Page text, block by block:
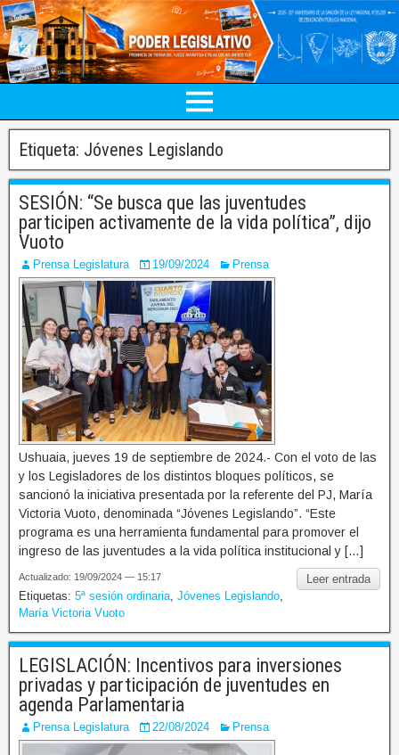
Etiqueta: Jóvenes Legislando
SESIÓN: “Se busca que las juventudes
participen activamente de la vida política”, dijo
Vuoto
Prensa Legislatura 19/09/2024 Prensa
Ushuaia, jueves 19 de septiembre de 2024.- Con el voto de las
y los Legisladores de los distintos bloques políticos, se
sancionó la iniciativa presentada por la referente del PJ, María
Victoria Vuoto, denominada “Jóvenes Legislando”. “Este
programa es una herramienta fundamental para promover el
ingreso de las juventudes a la vida política institucional y […]
Leer entrada
Actualizado: 19/09/2024 — 15:17
Etiquetas: 5ª sesión ordinaria Jóvenes Legislando
María Victoria Vuoto
LEGISLACIÓN: Incentivos para inversiones
privadas y participación de juventudes en
agenda Parlamentaria
Prensa Legislatura 22/08/2024 Prensa